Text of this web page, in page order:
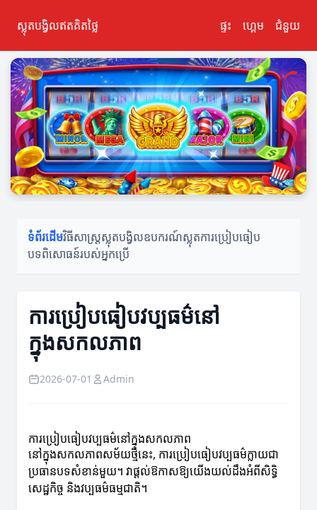
ស្លុតបង្វិលឥតគិតថ្លៃ ផ្ទះ ហ្គេម ជំនួយ
ទំព័រដើមវិធីសាស្ត្រស្លុតបង្វិលឧបករណ៍ស្លុតការប្រៀបធៀប
បទពិសោធន៍របស់អ្នកប្រើ
ការប្រៀបធៀបវប្បធម៌នៅ
ក្នុងសកលភាព
2026-07-01 Admin
ការប្រៀបធៀបវប្បធម៌នៅក្នុងសកលភាព
នៅក្នុងសកលភាពសម័យថ្មីនេះ, ការប្រៀបធៀបវប្បធម៌ក្លាយជា
ប្រធានបទសំខាន់មួយ។ វាផ្តល់ឱកាសឱ្យយើងយល់ដឹងអំពីសិទិ្ធ
សេដ្ឋកិច្ច និងវប្បធម៌ធម្មជាតិ។